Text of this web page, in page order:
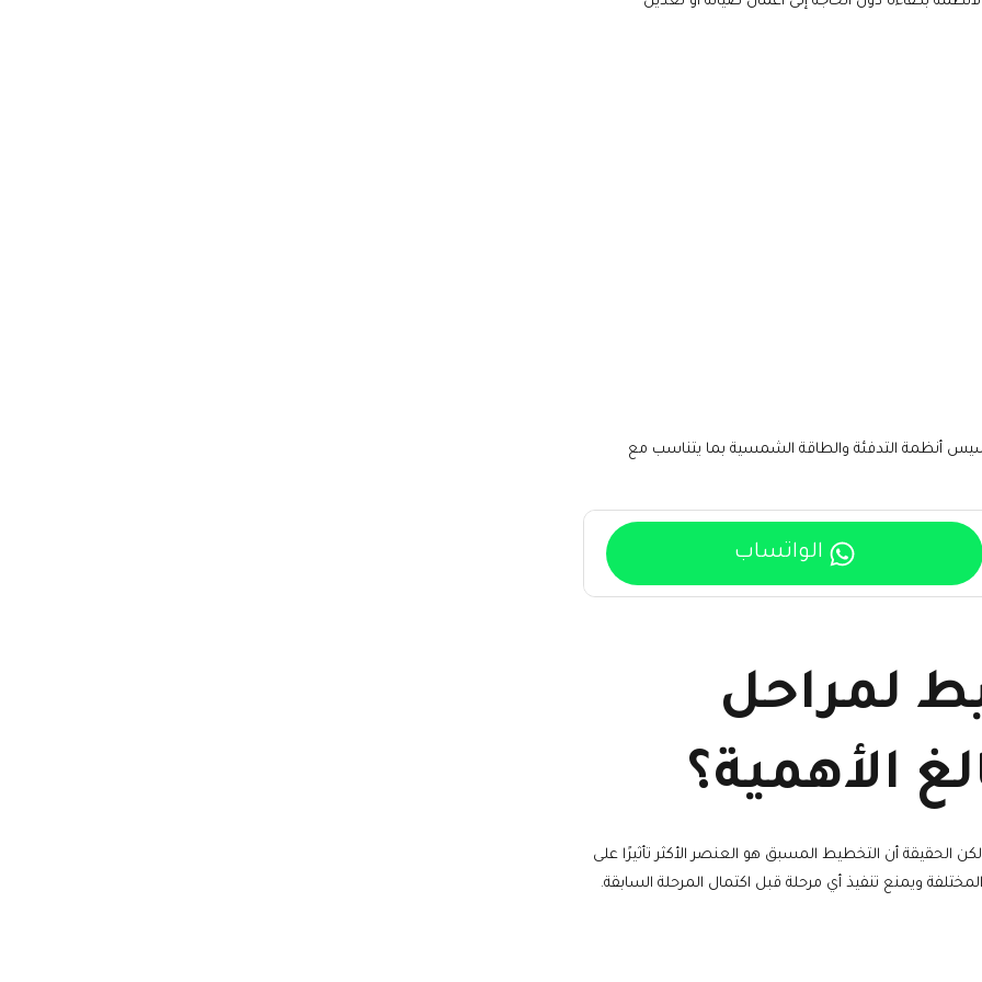
أنظمة التدفئة والطاقة الشمسية بما يتناسب مع
الواتساب
لمراحل
الأهمية؟
الحقيقة أن التخطيط المسبق هو العنصر الأكثر تأثيرًا على
ويمنع تنفيذ أي مرحلة قبل اكتمال المرحلة السابقة.